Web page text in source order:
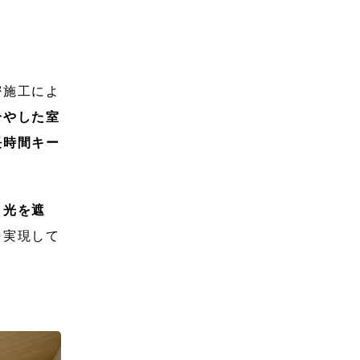
工によ
した室
間キー
を遮
現して